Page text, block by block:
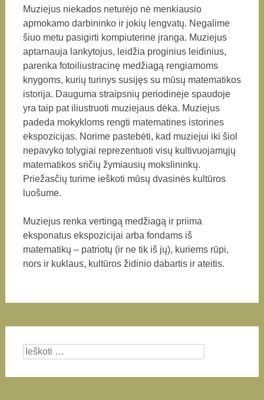
Muziejus niekados neturėjo nė menkiausio
apmokamo darbininko ir jokių lengvatų. Negalime
šiuo metu pasigirti kompiuterine įranga. Muziejus
aptarnauja lankytojus, leidžia proginius leidinius,
parenka fotoiliustracinę medžiagą rengiamoms
knygoms, kurių turinys susijęs su mūsų matematikos
istorija. Dauguma straipsnių periodinėje spaudoje
yra taip pat iliustruoti muziejaus dėka. Muziejus
padeda mokykloms rengti matematines istorines
ekspozicijas. Norime pastebėti, kad muziejui iki šiol
nepavyko tolygiai reprezentuoti visų kultivuojamųjų
matematikos sričių žymiausių mokslininkų.
Priežasčių turime ieškoti mūsų dvasinės kultūros
luošume.
Muziejus renka vertingą medžiagą ir priima
eksponatus ekspozicijai arba fondams iš
matematikų – patriotų (ir ne tik iš jų), kuriems rūpi,
nors ir kuklaus, kultūros židinio dabartis ir ateitis.
Search for: